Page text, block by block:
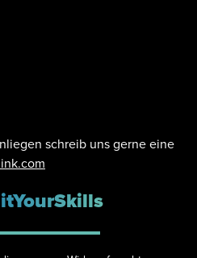
schreib uns gerne eine